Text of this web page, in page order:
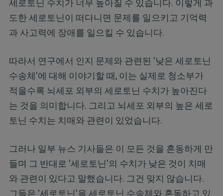
세로토닌 수치가 너무 높아질 수 있습니다. 이렇게 과
도한 세로토닌이 떠다니면 문제를 일으키고 기억력
과 사고력에 장애를 일으킬 수 있습니다.
따라서 연구에서 인지 문제와 관련된 '낮은 세로토닌
수송체'에 대해 이야기할 때, 이는 실제로 청소부가
적을수록 뇌세포 외부의 세로토닌 수치가 높아진다
는 것을 의미합니다. 그리고 뇌세포 외부의 높은 세로
토닌 수치는 치매와 관련이 있었습니다.
그러나 일부 뉴스 기사들은 이 모든 것을 혼동하게 만
들며 그 반대로 '세로토닌'의 수치가 낮은 것이 치매
와 관련이 있다고 말했습니다. 그건 맞지 않습니다.
그들은 '세로토닌'을 세로토닌 수송체와 혼동하고 있